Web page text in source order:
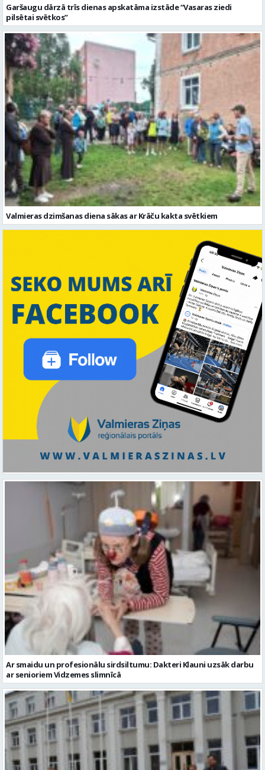
Valmieras dzimšanas diena sākas ar Krāču kakta svētkiem
Ar smaidu un profesionālu sirdsiltumu: Dakteri Klauni uzsāk darbu
ar senioriem Vidzemes slimnīcā